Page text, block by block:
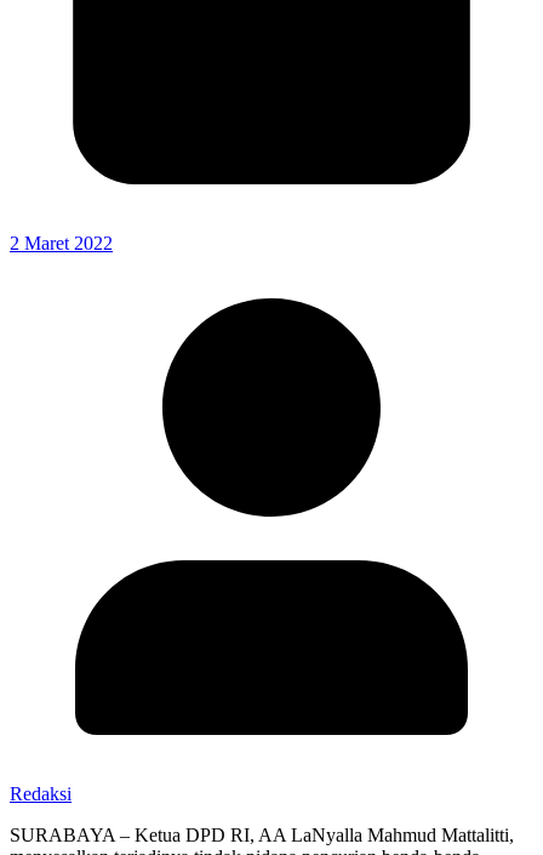
2 Maret 2022
Redaksi
SURABAYA – Ketua DPD RI, AA LaNyalla Mahmud Mattalitti,